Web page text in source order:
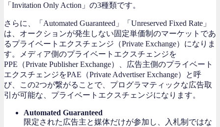
「Invitation Only Action」の3種類です。
さらに、「Automated Guaranteed」「Unreserved Fixed Rate」
は、オークションが発生しない固定単価制のマーケットであ
るプライベートエクスチェンジ（Private Exchange）になりま
す。メディア側のプライベートエクスチェンジを
PPE（Private Publisher Exchange）、広告主側のプライベート
エクスチェンジをPAE（Private Advertiser Exchange）と呼
び、この2つが繋がることで、プログラマティックな広告取
引が可能な、プライベートエクスチェンジになります。
Automated Guaranteed
限定された広告主と媒体だけが参加し、入札制ではな